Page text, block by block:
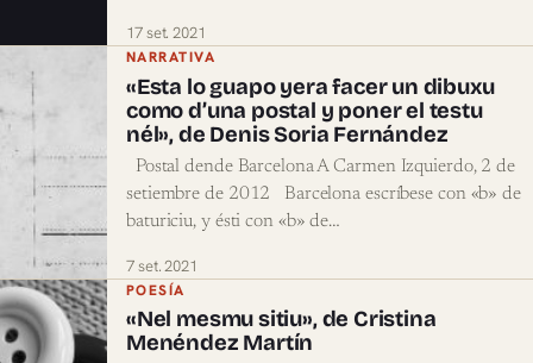
17 set. 2021
NARRATIVA
«Esta lo guapo yera facer un dibuxu
como d’una postal y poner el testu
nél», de Denis Soria Fernández
Postal dende Barcelona A Carmen Izquierdo, 2 de
setiembre de 2012 Barcelona escríbese con «b» de
baturiciu, y ésti con «b» de…
7 set. 2021
POESÍA
«Nel mesmu sitiu», de Cristina
Menéndez Martín